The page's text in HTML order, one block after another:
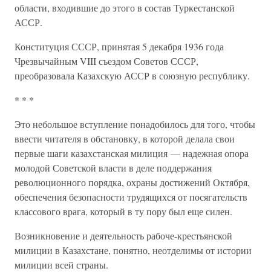
области, входившие до этого в состав Туркестанской
АССР.
Конституция СССР, принятая 5 декабря 1936 года
Чрезвычайным VIII съездом Советов СССР,
преобразовала Казахскую АССР в союзную республику.
* * *
Это небольшое вступление понадобилось для того, чтобы
ввести читателя в обстановку, в которой делала свои
первые шаги казахстанская милиция — надежная опора
молодой Советской власти в деле поддержания
революционного порядка, охраны достижений Октября,
обеспечения безопасности трудящихся от посягательств
классового врага, который в ту пору был еще силен.
Возникновение и деятельность рабоче-крестьянской
милиции в Казахстане, понятно, неотделимы от истории
милиции всей страны.